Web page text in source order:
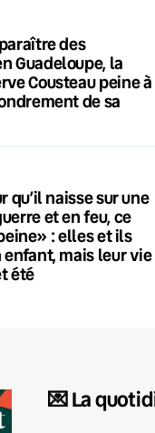
des
Guadeloupe, la
Cousteau peine à
de sa
qu’il naisse sur une
et en feu, ce
: elles et ils
mais leur vie
été
💌 La